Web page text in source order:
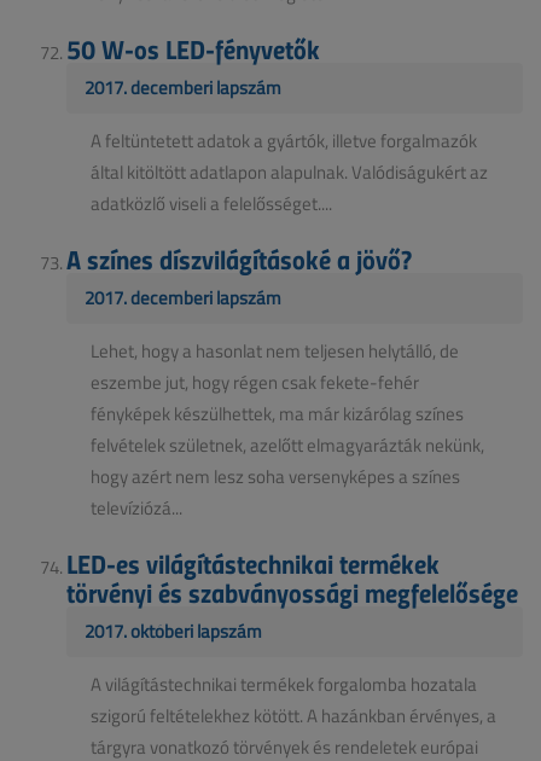
50 W-os LED-fényvetők
2017. decemberi lapszám
A feltüntetett adatok a gyártók, illetve forgalmazók
által kitöltött adatlapon alapulnak. Valódiságukért az
adatközlő viseli a felelősséget....
A színes díszvilágításoké a jövő?
2017. decemberi lapszám
Lehet, hogy a hasonlat nem teljesen helytálló, de
eszembe jut, hogy régen csak fekete-fehér
fényképek készülhettek, ma már kizárólag színes
felvételek születnek, azelőtt elmagyarázták nekünk,
hogy azért nem lesz soha versenyképes a színes
televíziózá...
LED-es világítástechnikai termékek
törvényi és szabványossági megfelelősége
2017. októberi lapszám
A világítástechnikai termékek forgalomba hozatala
szigorú feltételekhez kötött. A hazánkban érvényes, a
tárgyra vonatkozó törvények és rendeletek európai